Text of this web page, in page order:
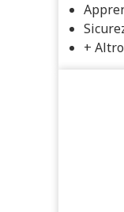
+ Altro